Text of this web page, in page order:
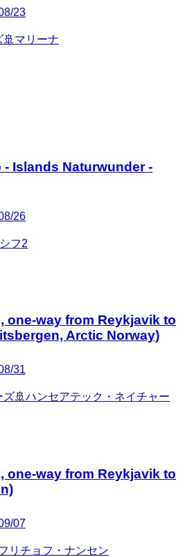
23
🚢 マリーナ
Islands Naturwunder -
26
フ2
one-way from Reykjavik to
Arctic Norway)
31
ズ🚢 ハンセアテック・ネイチャー
one-way from Reykjavik to
07
リチョフ・ナンセン